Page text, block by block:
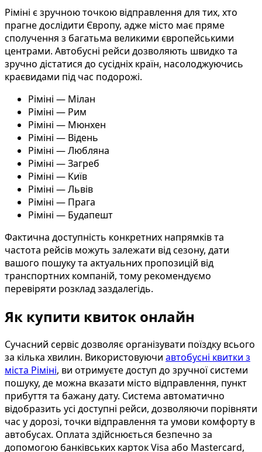
Ріміні є зручною точкою відправлення для тих, хто
прагне дослідити Європу, адже місто має пряме
сполучення з багатьма великими європейськими
центрами. Автобусні рейси дозволяють швидко та
зручно дістатися до сусідніх країн, насолоджуючись
краєвидами під час подорожі.
Ріміні — Мілан
Ріміні — Рим
Ріміні — Мюнхен
Ріміні — Відень
Ріміні — Любляна
Ріміні — Загреб
Ріміні — Київ
Ріміні — Львів
Ріміні — Прага
Ріміні — Будапешт
Фактична доступність конкретних напрямків та
частота рейсів можуть залежати від сезону, дати
вашого пошуку та актуальних пропозицій від
транспортних компаній, тому рекомендуємо
перевіряти розклад заздалегідь.
Як купити квиток онлайн
Сучасний сервіс дозволяє організувати поїздку всього
за кілька хвилин. Використовуючи автобусні квитки з
міста Ріміні, ви отримуєте доступ до зручної системи
пошуку, де можна вказати місто відправлення, пункт
прибуття та бажану дату. Система автоматично
відобразить усі доступні рейси, дозволяючи порівняти
час у дорозі, точки відправлення та умови комфорту в
автобусах. Оплата здійснюється безпечно за
допомогою банківських карток Visa або Mastercard,